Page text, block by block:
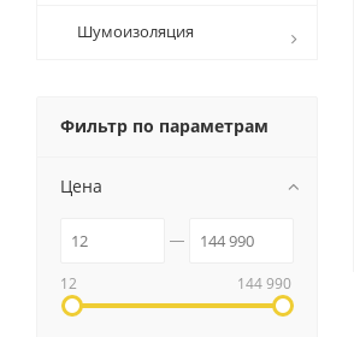
Шумоизоляция
Фильтр по параметрам
Цена
12 144 990